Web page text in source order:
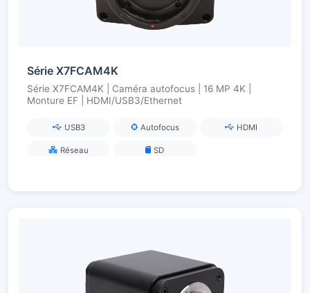
Série X7FCAM4K
Série X7FCAM4K | Caméra autofocus | 16 MP 4K |
Monture EF | HDMI/USB3/Ethernet
USB3 Autofocus HDMI
Réseau SD